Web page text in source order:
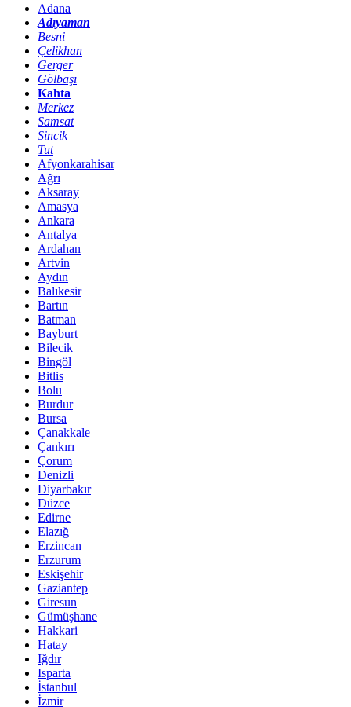
Adana
Adıyaman
Besni
Çelikhan
Gerger
Gölbaşı
Kahta
Merkez
Samsat
Sincik
Tut
Afyonkarahisar
Ağrı
Aksaray
Amasya
Ankara
Antalya
Ardahan
Artvin
Aydın
Balıkesir
Bartın
Batman
Bayburt
Bilecik
Bingöl
Bitlis
Bolu
Burdur
Bursa
Çanakkale
Çankırı
Çorum
Denizli
Diyarbakır
Düzce
Edirne
Elazığ
Erzincan
Erzurum
Eskişehir
Gaziantep
Giresun
Gümüşhane
Hakkari
Hatay
Iğdır
Isparta
İstanbul
İzmir